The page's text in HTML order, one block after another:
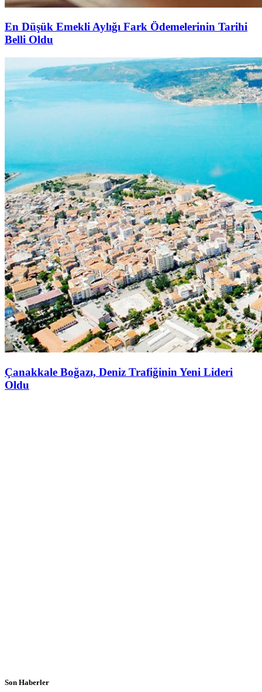
En Düşük Emekli Aylığı Fark Ödemelerinin Tarihi
Belli Oldu
Çanakkale Boğazı, Deniz Trafiğinin Yeni Lideri
Oldu
Son Haberler